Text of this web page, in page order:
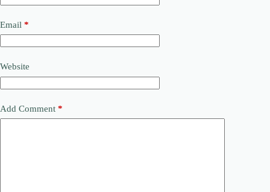
Email *
Website
Add Comment *